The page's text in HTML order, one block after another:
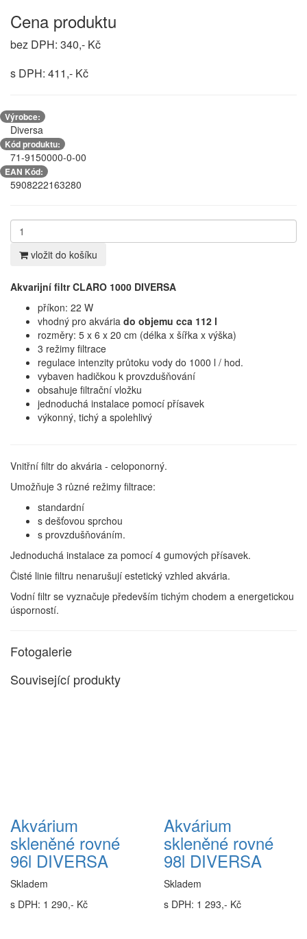
Cena produktu
bez DPH: 340,- Kč
s DPH: 411,- Kč
Výrobce:
Diversa
Kód produktu:
71-9150000-0-00
EAN Kód:
5908222163280
vložit do košíku
Akvarijní filtr CLARO 1000 DIVERSA
příkon: 22 W
vhodný pro akvária do objemu cca 112 l
rozměry: 5 x 6 x 20 cm (délka x šířka x výška)
3 režimy filtrace
regulace intenzity průtoku vody do 1000 l / hod.
vybaven hadičkou k provzdušňování
obsahuje filtrační vložku
jednoduchá instalace pomocí přísavek
výkonný, tichý a spolehlivý
Vnitřní filtr do akvária - celoponorný.
Umožňuje 3 různé režimy filtrace:
standardní
s dešťovou sprchou
s provzdušňováním.
Jednoduchá instalace za pomocí 4 gumových přísavek.
Čisté linie filtru nenarušují estetický vzhled akvária.
Vodní filtr se vyznačuje především tichým chodem a energetickou
úsporností.
Fotogalerie
Související produkty
Akvárium
skleněné rovné
96l DIVERSA
Skladem
s DPH: 1 290,- Kč
Akvárium
skleněné rovné
98l DIVERSA
Skladem
s DPH: 1 293,- Kč